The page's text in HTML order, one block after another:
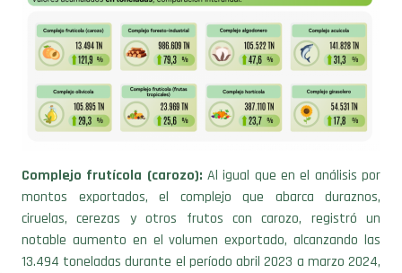
montos exportados, el complejo que abarca duraznos,
ciruelas, cerezas y otros frutos con carozo, registró un
notable aumento en el volumen exportado, alcanzando las
13.494 toneladas durante el período abril 2023 a marzo 2024,
lo que representa un crecimiento del 121,9% respecto al